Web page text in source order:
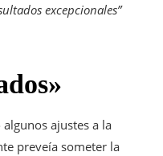
excepcionales”
ajustes a la
preveía someter la